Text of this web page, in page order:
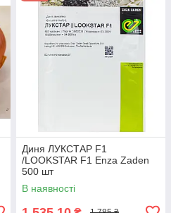
Диня ЛУКСТАР F1
/LOOKSTAR F1 Enza Zaden
500 шт
В наявності